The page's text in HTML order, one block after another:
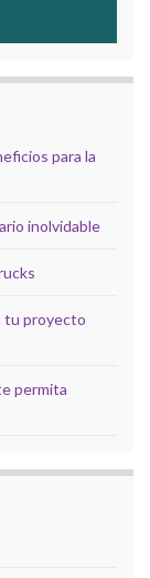
para la
inolvidable
tu proyecto
permita